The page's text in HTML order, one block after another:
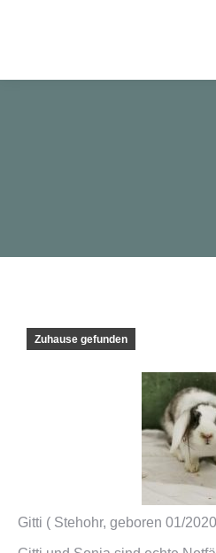
Zuhause gefunden
Gitti ( Stehohr, geboren 01/